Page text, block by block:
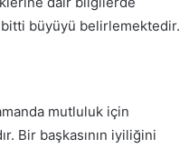
bitti büyüyü belirlemektedir.
mutluluk için
Bir başkasının iyiliğini